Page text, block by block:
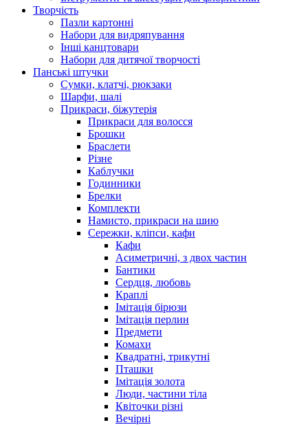
Творчість
Пазли картонні
Набори для видряпування
Інші канцтовари
Набори для дитячої творчості
Панські штучки
Сумки, клатчі, рюкзаки
Шарфи, шалі
Прикраси, біжутерія
Прикраси для волосся
Брошки
Браслети
Різне
Каблучки
Годинники
Брелки
Комплекти
Намисто, прикраси на шию
Сережки, кліпси, кафи
Кафи
Асиметричні, з двох частин
Бантики
Сердця, любовь
Краплі
Імітація бірюзи
Імітація перлин
Предмети
Комахи
Квадратні, трикутні
Пташки
Імітація золота
Люди, частини тіла
Квіточки різні
Вечірні